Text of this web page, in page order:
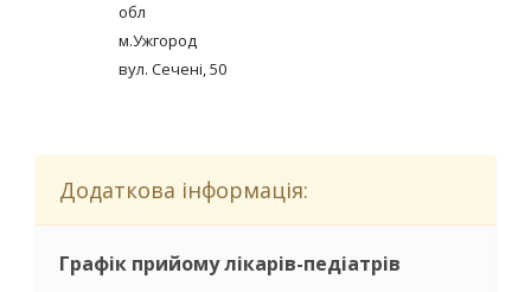
обл
м.Ужгород
вул. Сечені, 50
Додаткова інформація:
Графік прийому лікарів-педіатрів